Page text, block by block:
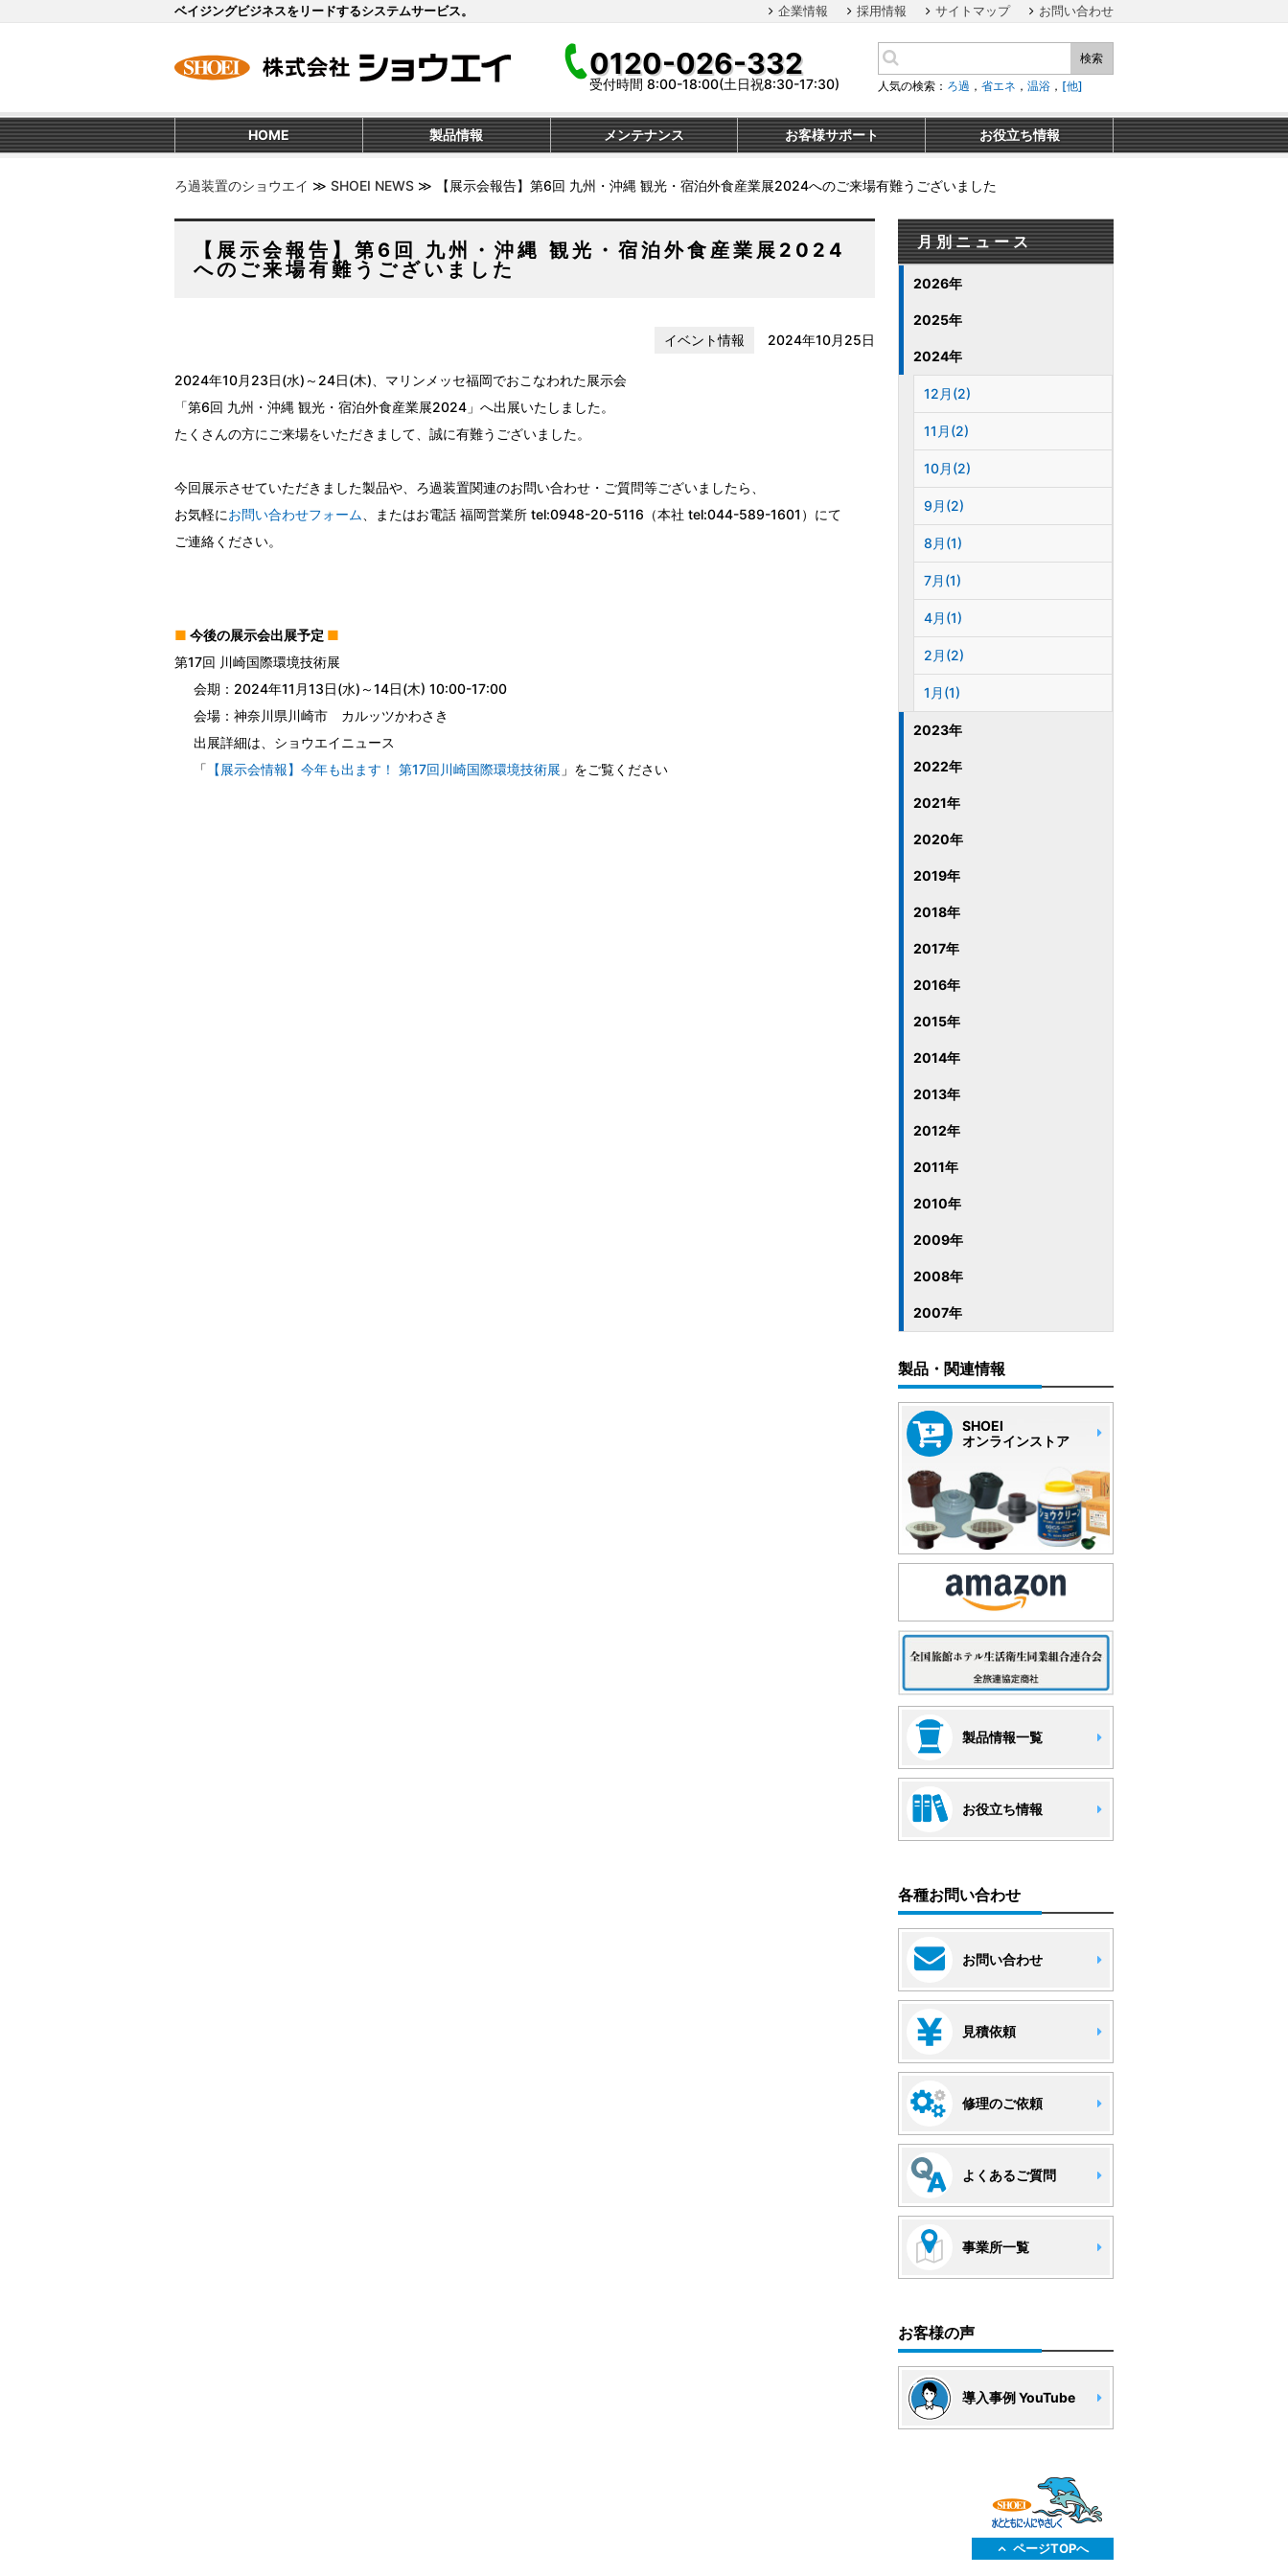
ベイジングビジネスをリードするシステムサービス。 企業情報 採用情報 サイトマップ お問い合わせ
0120-026-332
受付時間 8:00-18:00(土日祝8:30-17:30)
検索
人気の検索： ろ過 ， 省エネ ， 温浴 ， [他]
HOME 製品情報 メンテナンス お客様サポート お役立ち情報
ろ過装置のショウエイ ≫ SHOEI NEWS ≫ 【展示会報告】第6回 九州・沖縄 観光・宿泊外食産業展2024へのご来場有難うございました
【展示会報告】第6回 九州・沖縄 観光・宿泊外食産業展2024
へのご来場有難うございました
イベント情報 2024年10月25日
2024年10月23日(水)～24日(木)、マリンメッセ福岡でおこなわれた展示会
「第6回 九州・沖縄 観光・宿泊外食産業展2024」へ出展いたしました。
たくさんの方にご来場をいただきまして、誠に有難うございました。
今回展示させていただきました製品や、ろ過装置関連のお問い合わせ・ご質問等ございましたら、
お気軽にお問い合わせフォーム 、またはお電話 福岡営業所 tel:0948-20-5116（本社 tel:044-589-1601）にて
ご連絡ください。
■ 今後の展示会出展予定 ■
第17回 川崎国際環境技術展
会期：2024年11月13日(水)～14日(木) 10:00-17:00
会場：神奈川県川崎市 カルッツかわさき
出展詳細は、ショウエイニュース
「 【展示会情報】今年も出ます！ 第17回川崎国際環境技術展 」をご覧ください
月別ニュース
2026年
2025年
2024年
12月(2)
11月(2)
10月(2)
9月(2)
8月(1)
7月(1)
4月(1)
2月(2)
1月(1)
2023年
2022年
2021年
2020年
2019年
2018年
2017年
2016年
2015年
2014年
2013年
2012年
2011年
2010年
2009年
2008年
2007年
製品・関連情報
SHOEI
オンラインストア
製品情報一覧
お役立ち情報
各種お問い合わせ
お問い合わせ
見積依頼
修理のご依頼
よくあるご質問
事業所一覧
お客様の声
導入事例 YouTube
ページTOPへ